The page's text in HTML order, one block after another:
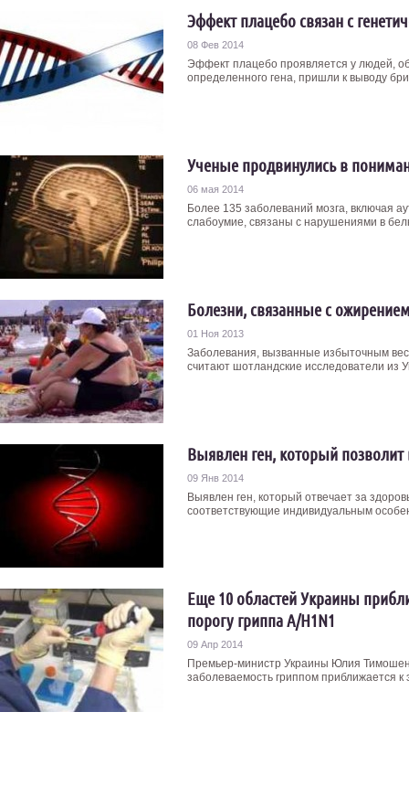
Эффект плацебо связан с
08 Фев 2014
Эффект плацебо проявляется у людей,
определенного гена, пришли к выводу
Ученые продвинулись в
06 мая 2014
Более 135 заболеваний мозга, включая
слабоумие, связаны с нарушениями в
Болезни, связанные с
01 Ноя 2013
Заболевания, вызванные избыточным
считают шотландские исследователи из
Выявлен ген, который
09 Янв 2014
Выявлен ген, который отвечает за
соответствующие индивидуальным
Еще 10 областей Украины
порогу гриппа A/H1N1
09 Апр 2014
Премьер-министр Украины Юлия
заболеваемость гриппом приближается к